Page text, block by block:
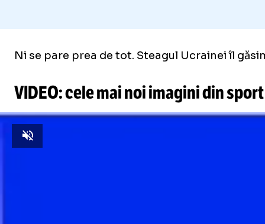
Ni se pare prea de tot. Steagul Ucrainei îl
VIDEO: cele mai noi imagini din sport
Unmute